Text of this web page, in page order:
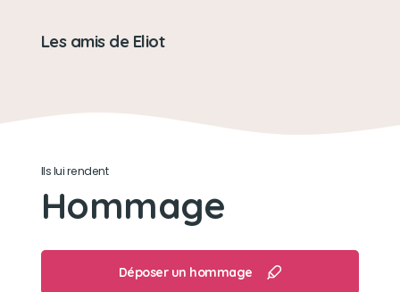
Sa bêtise préférée
Son caractère
Ses doudous
Les amis de Eliot
Ils lui rendent
Hommage
Déposer un hommage